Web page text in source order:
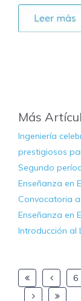
Más
Ingeniería
prestigiosos
Segundo
Enseñanza en
Convocatoria
Enseñanza en
Introducción al
6